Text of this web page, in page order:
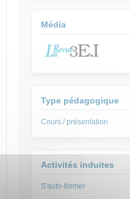
Média
Type pédagogique
Cours / présentation
Activités induites
S'auto-former